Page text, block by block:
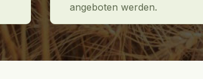
angeboten werden.